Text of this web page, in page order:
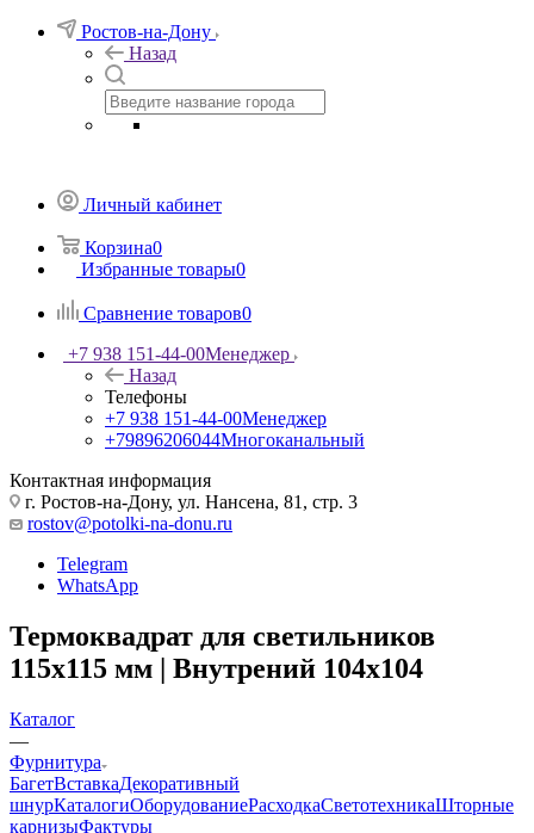
Ростов-на-Дону
Назад
Личный кабинет
Корзина0
Избранные товары0
Сравнение товаров0
+7 938 151-44-00Менеджер
Назад
Телефоны
+7 938 151-44-00Менеджер
+79896206044Многоканальный
Контактная информация
г. Ростов-на-Дону, ул. Нансена, 81, стр. 3
rostov@potolki-na-donu.ru
Telegram
WhatsApp
Термоквадрат для светильников
115х115 мм | Внутрений 104х104
Каталог
—
Фурнитура
БагетВставкаДекоративный
шнурКаталогиОборудованиеРасходкаСветотехникаШторные
карнизыФактуры